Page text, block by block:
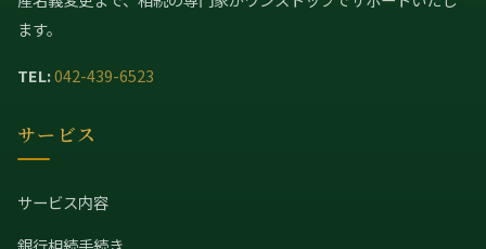
ます。
TEL:042-439-6523
サービス
サービス内容